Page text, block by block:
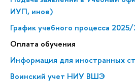
ИУП, иное)
График учебного процесса
Оплата обучения
Информация для иностранных
Воинский учет НИУ ВШЭ